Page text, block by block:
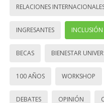
RELACIONES
INGRESANTES INCLUSIÓN
BECAS BIENESTAR
100 AÑOS WORKSHOP
DEBATES OPINIÓN